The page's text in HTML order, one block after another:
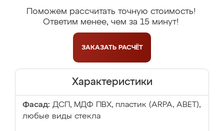
Поможем рассчитать точную стоимость!
Ответим менее, чем за 15 минут!
ЗАКАЗАТЬ РАСЧЁТ
Характеристики
Фасад: ДСП, МДФ ПВХ, пластик (ARPA, ABET),
любые виды стекла